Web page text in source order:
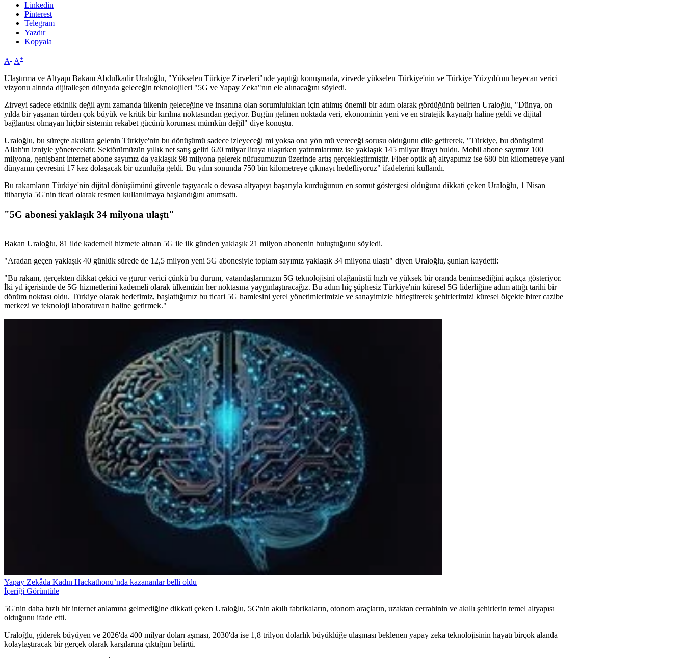
Linkedin
Pinterest
Telegram
Yazdır
Kopyala
A- A+
Ulaştırma ve Altyapı Bakanı Abdulkadir Uraloğlu, "Yükselen Türkiye Zirveleri"nde yaptığı konuşmada, zirvede yükselen Türkiye'nin ve Türkiye Yüzyılı'nın heyecan verici
vizyonu altında dijitalleşen dünyada geleceğin teknolojileri "5G ve Yapay Zeka"nın ele alınacağını söyledi.
Zirveyi sadece etkinlik değil aynı zamanda ülkenin geleceğine ve insanına olan sorumlulukları için atılmış önemli bir adım olarak gördüğünü belirten Uraloğlu, "Dünya, on
yılda bir yaşanan türden çok büyük ve kritik bir kırılma noktasından geçiyor. Bugün gelinen noktada veri, ekonominin yeni ve en stratejik kaynağı haline geldi ve dijital
bağlantısı olmayan hiçbir sistemin rekabet gücünü koruması mümkün değil" diye konuştu.
Uraloğlu, bu süreçte akıllara gelenin Türkiye'nin bu dönüşümü sadece izleyeceği mi yoksa ona yön mü vereceği sorusu olduğunu dile getirerek, "Türkiye, bu dönüşümü
Allah'ın izniyle yönetecektir. Sektörümüzün yıllık net satış geliri 620 milyar liraya ulaşırken yatırımlarımız ise yaklaşık 145 milyar lirayı buldu. Mobil abone sayımız 100
milyona, genişbant internet abone sayımız da yaklaşık 98 milyona gelerek nüfusumuzun üzerinde artış gerçekleştirmiştir. Fiber optik ağ altyapımız ise 680 bin kilometreye yani
dünyanın çevresini 17 kez dolaşacak bir uzunluğa geldi. Bu yılın sonunda 750 bin kilometreye çıkmayı hedefliyoruz" ifadelerini kullandı.
Bu rakamların Türkiye'nin dijital dönüşümünü güvenle taşıyacak o devasa altyapıyı başarıyla kurduğunun en somut göstergesi olduğuna dikkati çeken Uraloğlu, 1 Nisan
itibarıyla 5G'nin ticari olarak resmen kullanılmaya başlandığını anımsattı.
"5G abonesi yaklaşık 34 milyona ulaştı"
Bakan Uraloğlu, 81 ilde kademeli hizmete alınan 5G ile ilk günden yaklaşık 21 milyon abonenin buluştuğunu söyledi.
"Aradan geçen yaklaşık 40 günlük sürede de 12,5 milyon yeni 5G abonesiyle toplam sayımız yaklaşık 34 milyona ulaştı" diyen Uraloğlu, şunları kaydetti:
"Bu rakam, gerçekten dikkat çekici ve gurur verici çünkü bu durum, vatandaşlarımızın 5G teknolojisini olağanüstü hızlı ve yüksek bir oranda benimsediğini açıkça gösteriyor.
İki yıl içerisinde de 5G hizmetlerini kademeli olarak ülkemizin her noktasına yaygınlaştıracağız. Bu adım hiç şüphesiz Türkiye'nin küresel 5G liderliğine adım attığı tarihi bir
dönüm noktası oldu. Türkiye olarak hedefimiz, başlattığımız bu ticari 5G hamlesini yerel yönetimlerimizle ve sanayimizle birleştirerek şehirlerimizi küresel ölçekte birer cazibe
merkezi ve teknoloji laboratuvarı haline getirmek."
Yapay Zekâda Kadın Hackathonu’nda kazananlar belli oldu
İçeriği Görüntüle
5G'nin daha hızlı bir internet anlamına gelmediğine dikkati çeken Uraloğlu, 5G'nin akıllı fabrikaların, otonom araçların, uzaktan cerrahinin ve akıllı şehirlerin temel altyapısı
olduğunu ifade etti.
Uraloğlu, giderek büyüyen ve 2026'da 400 milyar doları aşması, 2030'da ise 1,8 trilyon dolarlık büyüklüğe ulaşması beklenen yapay zeka teknolojisinin hayatı birçok alanda
kolaylaştıracak bir gerçek olarak karşılarına çıktığını belirtti.